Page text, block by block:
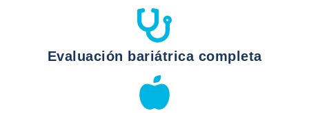
Evaluación bariátrica completa